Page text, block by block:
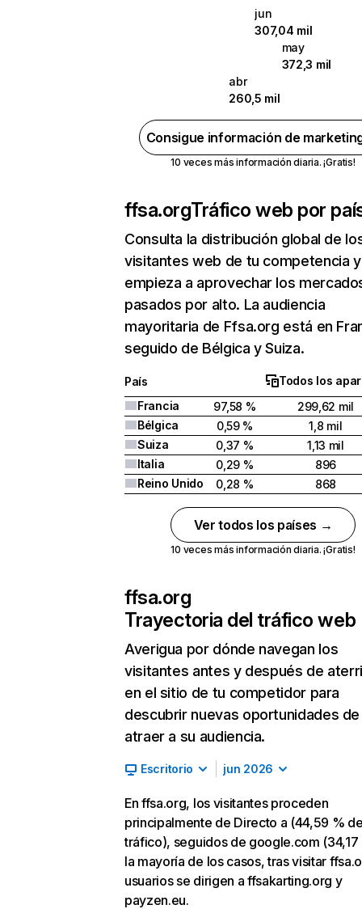
jun
307,04 mil
may
372,3 mil
abr
260,5 mil
Consigue información de
10 veces más información diaria. ¡Gratis!
ffsa.orgTráfico web por
Consulta la distribución global de
visitantes web de tu competencia y
empieza a aprovechar los
pasados por alto. La audiencia
mayoritaria de Ffsa.org está en
seguido de Bélgica y Suiza.
País
Todos los
Francia
97,58 %
299,62 mil
Bélgica
0,59 %
1,8 mil
Suiza
0,37 %
1,13 mil
Italia
0,29 %
896
Reino Unido
0,28 % 868
Ver todos los países →
10 veces más información diaria. ¡Gratis!
ffsa.org
Trayectoria del tráfico web
Averigua por dónde navegan los
visitantes antes y después de
en el sitio de tu competidor para
descubrir nuevas oportunidades de
atraer a su audiencia.
Escritorio jun 2026
En ffsa.org, los visitantes proceden
principalmente de Directo a (44,59 %
tráfico), seguidos de google.com (34,17
la mayoría de los casos, tras visitar
usuarios se dirigen a ffsakarting.org y
payzen.eu.